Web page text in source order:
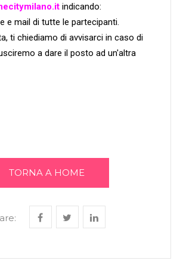
indicando:
e mail di tutte le partecipanti.
ti chiediamo di avvisarci in caso di
a dare il posto ad un'altra
TORNA A HOME